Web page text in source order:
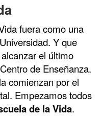
fuera como una
Y que
el último
de Enseñanza.
comienzan por el
Empezamos todos
de la Vida.